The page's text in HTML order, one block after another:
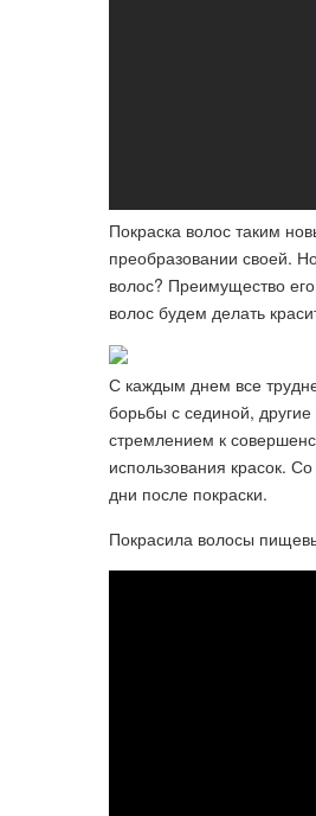
Покраска волос таким
преобразовании своей.
волос? Преимущество
волос будем делать
С каждым днем все
борьбы с сединой,
стремлением к
использования красок.
дни после покраски.
Покрасила волосы